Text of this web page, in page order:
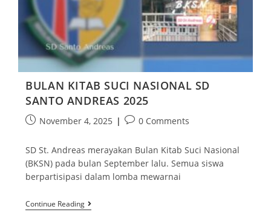
BULAN KITAB SUCI NASIONAL SD
SANTO ANDREAS 2025
November 4, 2025 0 Comments
SD St. Andreas merayakan Bulan Kitab Suci Nasional
(BKSN) pada bulan September lalu. Semua siswa
berpartisipasi dalam lomba mewarnai
Continue Reading